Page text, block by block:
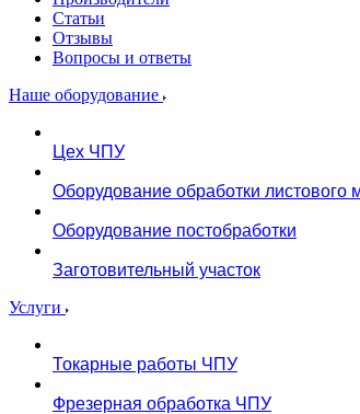
Статьи
Отзывы
Вопросы и ответы
Наше оборудование
Цех ЧПУ
Оборудование обработки листового
Оборудование постобработки
Заготовительный участок
Услуги
Токарные работы ЧПУ
Фрезерная обработка ЧПУ